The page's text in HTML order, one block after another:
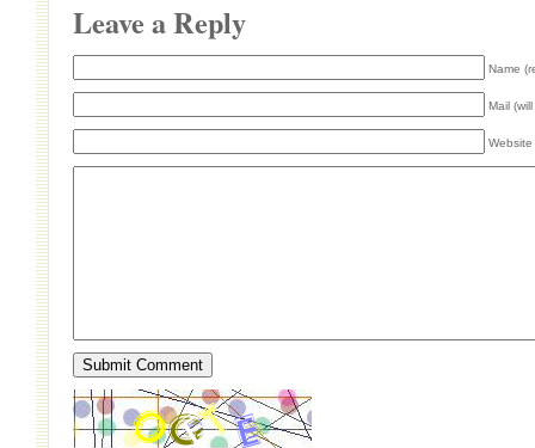
Leave a Reply
Name
Mail
Website